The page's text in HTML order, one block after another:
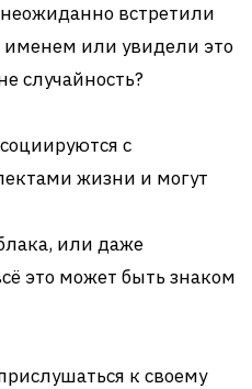
встретили
или увидели это
случайность?
с
жизни и могут
или даже
это может быть знаком
к своему